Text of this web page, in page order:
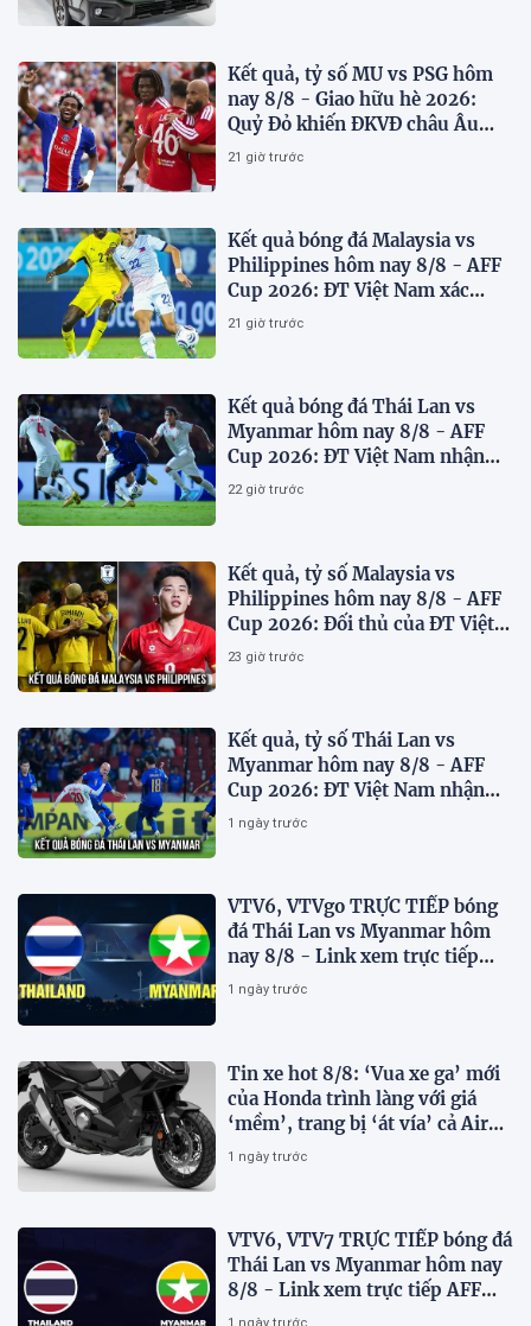
Kết quả, tỷ số MU vs PSG hôm
nay 8/8 - Giao hữu hè 2026:
Quỷ Đỏ khiến ĐKVĐ châu Âu
toát mồ hôi
21 giờ trước
Kết quả bóng đá Malaysia vs
Philippines hôm nay 8/8 - AFF
Cup 2026: ĐT Việt Nam xác
định đối thủ
21 giờ trước
Kết quả bóng đá Thái Lan vs
Myanmar hôm nay 8/8 - AFF
Cup 2026: ĐT Việt Nam nhận
'chiến thư'
22 giờ trước
Kết quả, tỷ số Malaysia vs
Philippines hôm nay 8/8 - AFF
Cup 2026: Đối thủ của ĐT Việt
Nam lộ diện
23 giờ trước
Kết quả, tỷ số Thái Lan vs
Myanmar hôm nay 8/8 - AFF
Cup 2026: ĐT Việt Nam nhận
tin vui
1 ngày trước
VTV6, VTVgo TRỰC TIẾP bóng
đá Thái Lan vs Myanmar hôm
nay 8/8 - Link xem trực tiếp
AFF Cup 2026 mới nhất
1 ngày trước
Tin xe hot 8/8: ‘Vua xe ga’ mới
của Honda trình làng với giá
‘mềm’, trang bị ‘át vía’ cả Air
Blade và SH
1 ngày trước
VTV6, VTV7 TRỰC TIẾP bóng đá
Thái Lan vs Myanmar hôm nay
8/8 - Link xem trực tiếp AFF
Cup 2026 mới nhất